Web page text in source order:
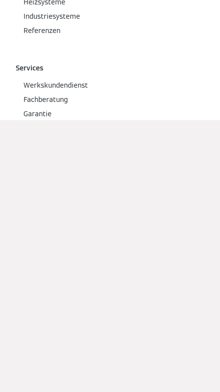
Industriesysteme
Referenzen
Services
Werkskundendienst
Fachberatung
Garantie